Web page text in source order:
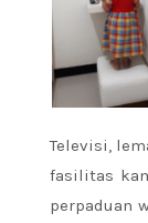
Televisi,
fasilitas
perpaduan